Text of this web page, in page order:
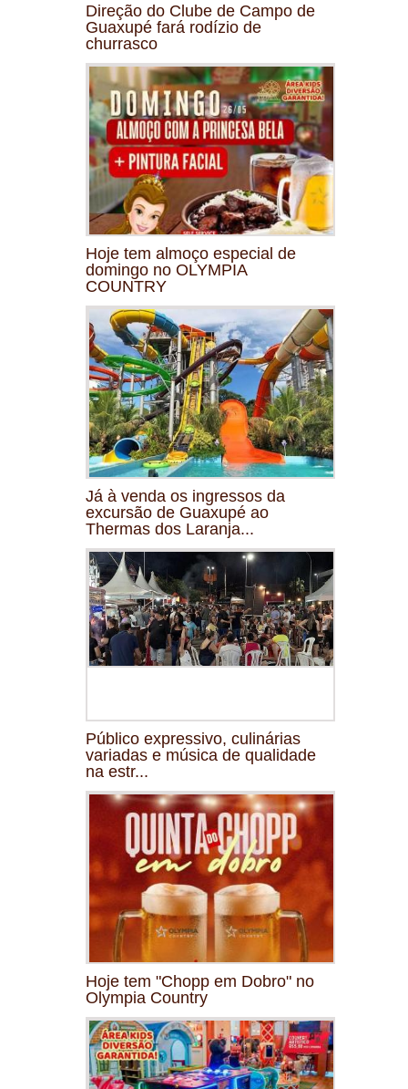
Direção do Clube de Campo de
Guaxupé fará rodízio de
churrasco
Hoje tem almoço especial de
domingo no OLYMPIA
COUNTRY
Já à venda os ingressos da
excursão de Guaxupé ao
Thermas dos Laranja...
Público expressivo, culinárias
variadas e música de qualidade
na estr...
Hoje tem "Chopp em Dobro" no
Olympia Country